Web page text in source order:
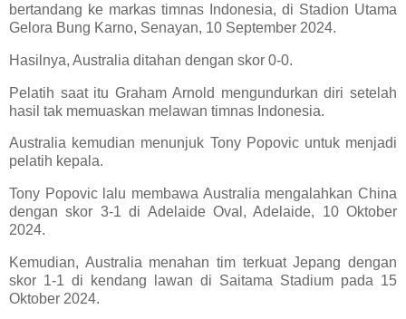
bertandang ke markas timnas Indonesia, di Stadion Utama
Gelora Bung Karno, Senayan, 10 September 2024.
Hasilnya, Australia ditahan dengan skor 0-0.
Pelatih saat itu Graham Arnold mengundurkan diri setelah
hasil tak memuaskan melawan timnas Indonesia.
Australia kemudian menunjuk Tony Popovic untuk menjadi
pelatih kepala.
Tony Popovic lalu membawa Australia mengalahkan China
dengan skor 3-1 di Adelaide Oval, Adelaide, 10 Oktober
2024.
Kemudian, Australia menahan tim terkuat Jepang dengan
skor 1-1 di kendang lawan di Saitama Stadium pada 15
Oktober 2024.